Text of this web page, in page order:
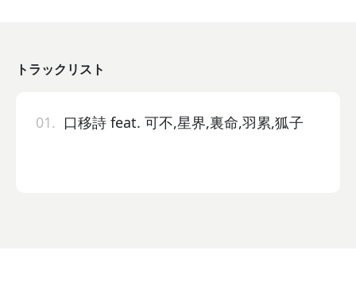
トラックリスト
01. 口移詩 feat. 可不,星界,裏命,羽累,狐子